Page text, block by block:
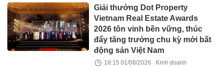
Giải thưởng Dot Property
Vietnam Real Estate Awards
2026 tôn vinh bền vững, thúc
đẩy tăng trưởng chu kỳ mới bất
động sản Việt Nam
18:15 01/08/2026 Kinh doanh